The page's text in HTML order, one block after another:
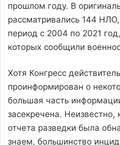
прошлом году. В
рассматривались 144
период с 2004 по 2021
которых сообщили
Хотя Конгресс
проинформирован о
большая часть
засекречена. Неизвестно,
отчета разведки была
знаем, большинство